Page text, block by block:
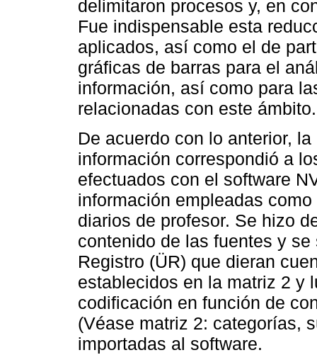
delimitaron procesos y, en
Fue indispensable esta
aplicados, así como el de
gráficas de barras para el
información, así como para
relacionadas con este ámbito.
De acuerdo con lo anterior,
información correspondió a
efectuados con el software
información empleadas
diarios de profesor. Se hizo
contenido de las fuentes y
Registro (ÜR) que dieran
establecidos en la matriz 2 y
codificación en función de
(Véase matriz 2: categorías,
importadas al software.